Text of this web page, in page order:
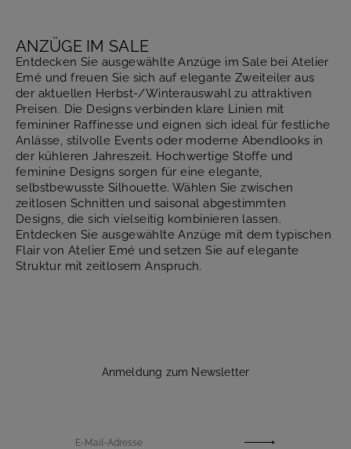
ANZÜGE IM SALE
Entdecken Sie ausgewählte Anzüge im Sale bei Atelier
Emé und freuen Sie sich auf elegante Zweiteiler aus
der aktuellen Herbst-/Winterauswahl zu attraktiven
Preisen. Die Designs verbinden klare Linien mit
femininer Raffinesse und eignen sich ideal für festliche
Anlässe, stilvolle Events oder moderne Abendlooks in
der kühleren Jahreszeit. Hochwertige Stoffe und
feminine Designs sorgen für eine elegante,
selbstbewusste Silhouette. Wählen Sie zwischen
zeitlosen Schnitten und saisonal abgestimmten
Designs, die sich vielseitig kombinieren lassen.
Entdecken Sie ausgewählte Anzüge mit dem typischen
Flair von Atelier Emé und setzen Sie auf elegante
Struktur mit zeitlosem Anspruch.
Anmeldung zum Newsletter
E-Mail-Adresse